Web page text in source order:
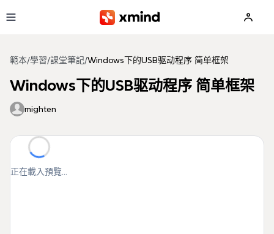
範本/學習/課堂筆記/Windows下的USB驱动程序 简单框架
Windows下的USB驱动程序 简单框架
mighten
正在載入預覽...